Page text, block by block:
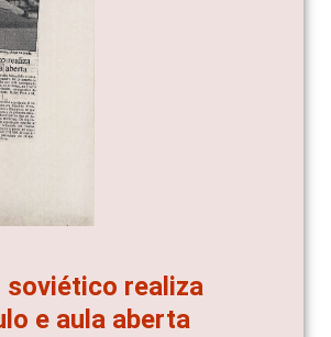
soviético realiza
e aula aberta